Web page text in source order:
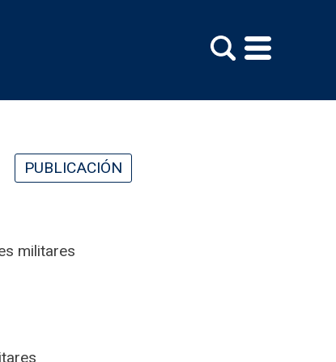
PUBLICACIÓN
militares